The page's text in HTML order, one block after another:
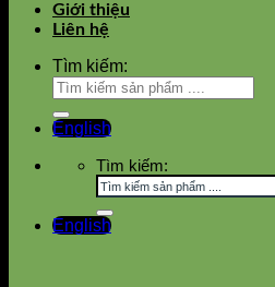
Giới thiệu
Liên hệ
Tìm kiếm:
English
Tìm kiếm:
English